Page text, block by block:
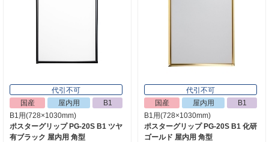
代引不可
国産
屋内用
B1
B1用(728×1030mm)
ポスターグリップ PG-20S B1 ツヤ
有ブラック 屋内用 角型
代引不可
国産
屋内用
B1
B1用(728×1030mm)
ポスターグリップ PG-20S B1 化研
ゴールド 屋内用 角型